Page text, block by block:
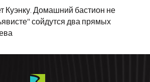
Куэнку. Домашний бастион не
сойдутся два прямых